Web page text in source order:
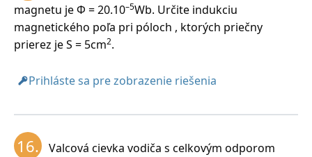
magnetu je Φ = 20.10–5Wb. Určite indukciu
magnetického poľa pri póloch , ktorých priečny
prierez je S = 5cm2.
Prihláste sa pre zobrazenie riešenia
16.
Valcová cievka vodiča s celkovým odporom